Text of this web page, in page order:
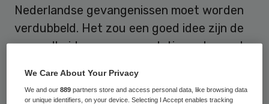
Nederlandse gevangenissen moet worden
verdubbeld. Het zou een goed idee zijn de
gezondheidszorg voor gedetineerden onder
Volksgezondheid in plaats van Justitie.
We Care About Your Privacy
We and our889 partners store and access personal data, like browsing data
or unique identifiers, on your device. Selecting I Accept enables tracking